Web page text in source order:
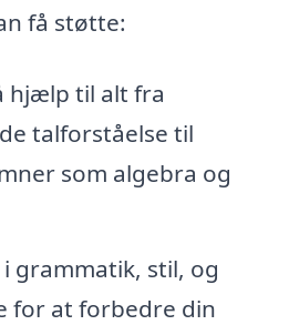
få støtte:
hjælp til alt fra
talforståelse til
som algebra og
grammatik, stil, og
for at forbedre din